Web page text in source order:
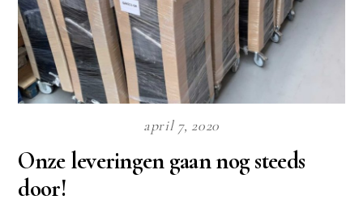
april 7, 2020
Onze leveringen gaan nog steeds
door!